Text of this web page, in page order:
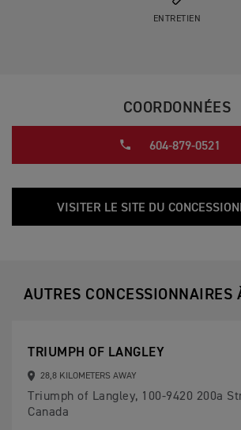
ENTRETIEN
COORDONNÉES
604-879-0521
VISITER LE SITE DU
AUTRES CONCESSIONNAIRES
TRIUMPH OF LANGLEY
28,8 KILOMETERS AWAY
Triumph of Langley, 100-9420 200a
Canada